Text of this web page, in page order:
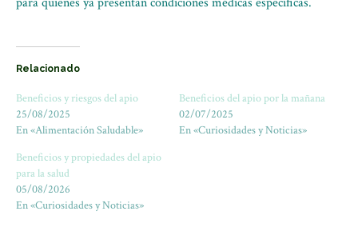
Relacionado
Beneficios y riesgos del apio
25/08/2025
En «Alimentación Saludable»
Beneficios del apio por la mañana
02/07/2025
En «Curiosidades y Noticias»
Beneficios y propiedades del apio
para la salud
05/08/2026
En «Curiosidades y Noticias»